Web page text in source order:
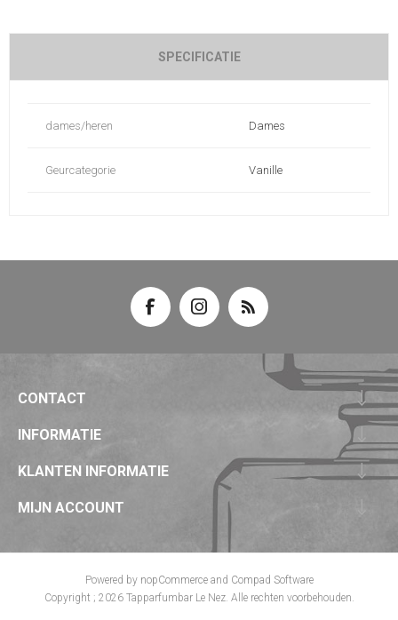
SPECIFICATIE
dames/heren Dames
Geurcategorie Vanille
CONTACT
INFORMATIE
KLANTEN INFORMATIE
MIJN ACCOUNT
Powered by nopCommerceand Compad Software
Copyright ; 2026 Tapparfumbar Le Nez. Alle rechten voorbehouden.